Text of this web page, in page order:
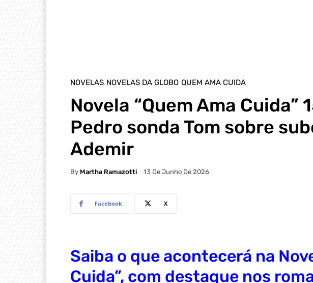
NOVELAS NOVELAS DA GLOBO QUEM AMA CUIDA
Novela “Quem Ama Cuida”
Pedro sonda Tom sobre
Ademir
By Martha Ramazotti 13 De Junho De 2026
Facebook X
Saiba o que acontecerá na
Cuida”, com destaque nos